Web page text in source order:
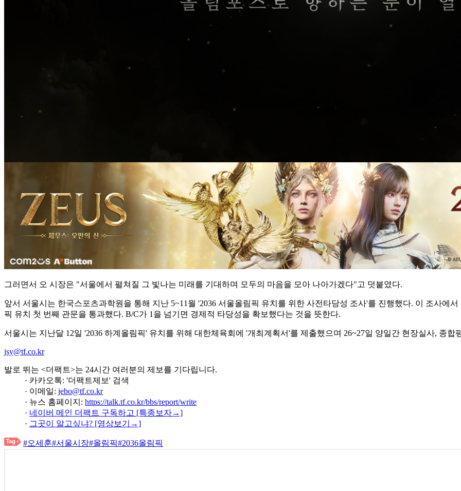
그러면서 오 시장은 "서울에서 펼쳐질 그 빛나는 미래를 기대하며 모두의 마음을 모아 나아가겠다"고 덧붙였다.
앞서 서울시는 한국스포츠과학원을 통해 지난 5~11월 '2036 서울올림픽 유치를 위한 사전타당성 조사'를 진행했다. 이 조사에
픽 유치 첫 번째 관문을 통과했다. B/C가 1을 넘기면 경제적 타당성을 확보했다는 것을 뜻한다.
서울시는 지난달 12일 '2036 하계올림픽' 유치를 위해 대한체육회에 '개최계획서'를 제출했으며 26~27일 양일간 현장실사, 종
jsy@tf.co.kr
발로 뛰는 <더팩트>는 24시간 여러분의 제보를 기다립니다.
· 카카오톡: '더팩트제보' 검색
· 이메일: jebo@tf.co.kr
· 뉴스 홈페이지: https://talk.tf.co.kr/bbs/report/write
· 네이버 메인 더팩트 구독하고 [특종보자→]
· 그곳이 알고싶냐? [영상보기→]
#오세훈#서울시장#올림픽#2036올림픽